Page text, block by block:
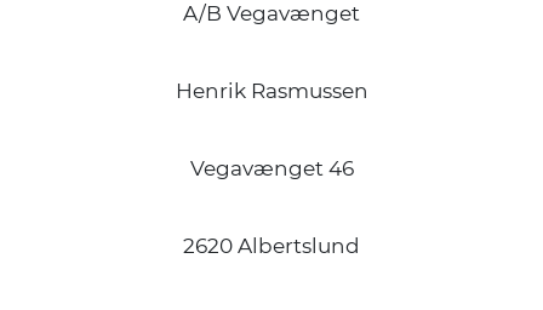
A/B Vegavænget
Henrik Rasmussen
Vegavænget 46
2620 Albertslund